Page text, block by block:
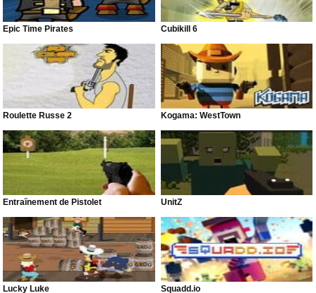
Epic Time Pirates Cubikill 6
Roulette Russe 2 Kogama: WestTown
Entraînement de Pistolet UnitZ
Lucky Luke Squadd.io